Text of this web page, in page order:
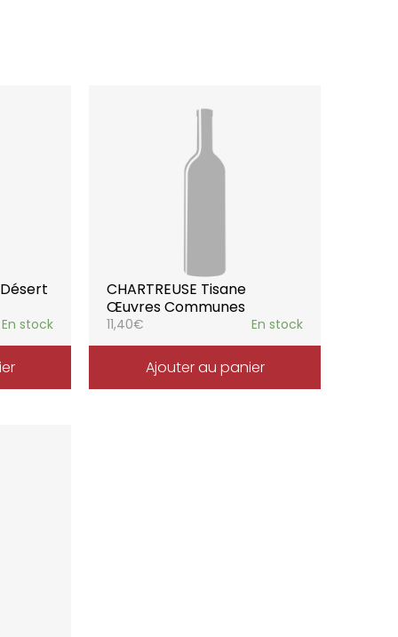
Désert
En stock
CHARTREUSE Tisane
Œuvres Communes
11,40€ En stock
Ajouter au panier